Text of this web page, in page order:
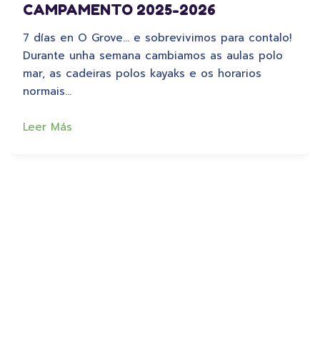
CAMPAMENTO 2025-2026
7 días en O Grove… e sobrevivimos para contalo!
Durante unha semana cambiamos as aulas polo
mar, as cadeiras polos kayaks e os horarios
normais…
Leer Más